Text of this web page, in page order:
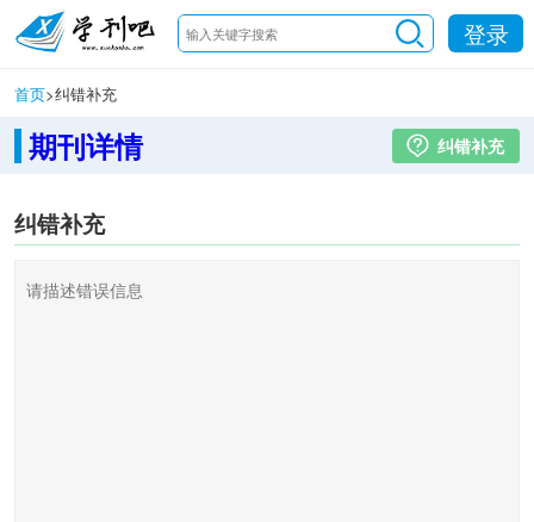
登录
首页>纠错补充
期刊详情 纠错补充
纠错补充